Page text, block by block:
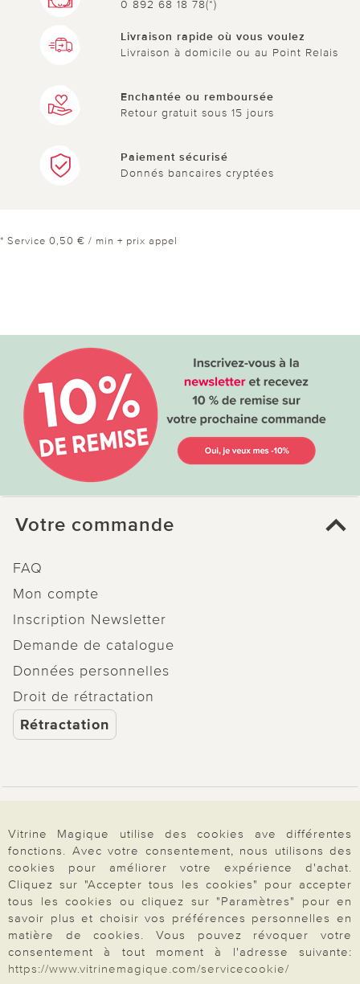
0 892 68 18 78(*)
Livraison rapide où vous voulez
Livraison à domicile ou au Point Relais
Enchantée ou remboursée
Retour gratuit sous 15 jours
Paiement sécurisé
Donnés bancaires cryptées
* Service 0,50 € / min + prix appel
Votre commande
FAQ
Mon compte
Inscription Newsletter
Demande de catalogue
Données personnelles
Droit de rétractation
Rétractation
À propos de nous
Besoin d'aide?
Vitrine Magique utilise des cookies ave différentes
fonctions. Avec votre consentement, nous utilisons des
cookies pour améliorer votre expérience d'achat.
Cliquez sur "Accepter tous les cookies" pour accepter
tous les cookies ou cliquez sur "Paramètres" pour en
savoir plus et choisir vos préférences personnelles en
matière de cookies. Vous pouvez révoquer votre
consentement à tout moment à l'adresse suivante:
https://www.vitrinemagique.com/servicecookie/